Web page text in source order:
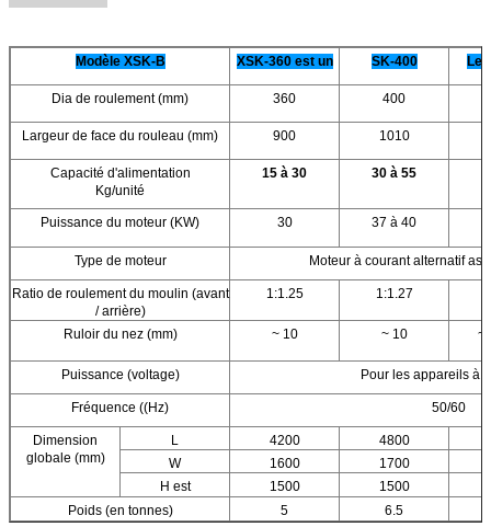
Modèle XSK-B XSK-360 est un SK-400 Le
Dia de roulement (mm) 360 400
Largeur de face du rouleau (mm) 900 1010
Capacité d'alimentation
Kg/unité
15 à 30 30 à 55
Puissance du moteur (KW) 30 37 à 40
Type de moteur Moteur à courant alternatif
Ratio de roulement du moulin (avant
/ arrière)
1:1.25 1:1.27
Ruloir du nez (mm) ~ 10 ~ 10 ~
Puissance (voltage) Pour les appareils à
Fréquence ((Hz) 50/60
Dimension
globale (mm)
L 4200 4800
W
1600 1700
H est
1500 1500
Poids (en tonnes)
5 6.5